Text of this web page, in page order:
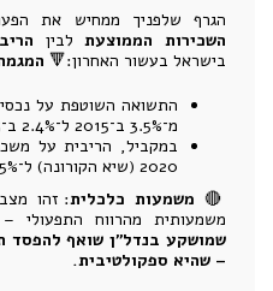
הגרף שלפניך ממחיש את
השכירות הממוצעתלבין
בישראל בעשור האחרון:🔻
התשואה השוטפת על
מ־3.5% ב־2015 ל־2.4% ב־2025.
2020 (שיא הקורונה) ל־5.5% בשנת 2025.
🔴 משמעות כלכלית: זהו
משמעותית מהרווח התפעולי
שמושקע בנדל"ן שואף להפסד
– שהיא ספקולטיבית.